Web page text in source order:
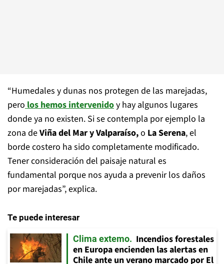
“Humedales y dunas nos protegen de las marejadas,
perolos hemosintervenidoy hay algunos lugares
donde ya no existen. Si se contempla por ejemplo la
zona deViña del Mar y Valparaíso,o La Serena, el
borde costero ha sido completamente modificado.
Tener consideración del paisaje natural es
fundamental porque nos ayuda a prevenir los daños
por marejadas”, explica.
Te puede interesar
Clima extemo
Incendios forestales
en Europa encienden las alertas en
Chile ante un verano marcado por El